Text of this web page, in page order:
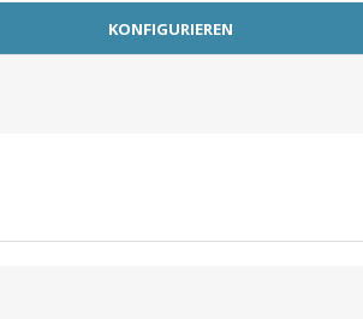
KONFIGURIEREN